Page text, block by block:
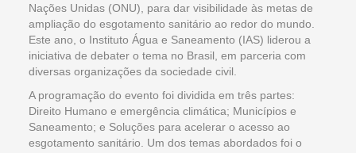
Nações Unidas (ONU), para dar visibilidade às metas de
ampliação do esgotamento sanitário ao redor do mundo.
Este ano, o Instituto Água e Saneamento (IAS) liderou a
iniciativa de debater o tema no Brasil, em parceria com
diversas organizações da sociedade civil.
A programação do evento foi dividida em três partes:
Direito Humano e emergência climática; Municípios e
Saneamento; e Soluções para acelerar o acesso ao
esgotamento sanitário. Um dos temas abordados foi o